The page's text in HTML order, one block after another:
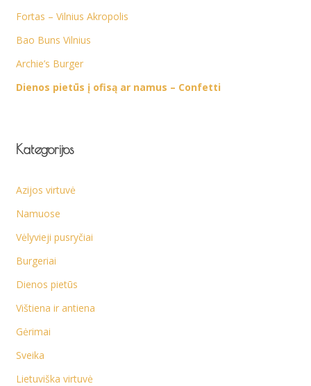
Fortas – Vilnius Akropolis
Bao Buns Vilnius
Archie’s Burger
Dienos pietūs į ofisą ar namus – Confetti
Kategorijos
Azijos virtuvė
Namuose
Vėlyvieji pusryčiai
Burgeriai
Dienos pietūs
Vištiena ir antiena
Gėrimai
Sveika
Lietuviška virtuvė